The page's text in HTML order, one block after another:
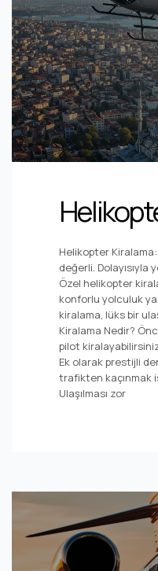
Helikopter Kiralama:
değerli. Dolayısıyla
Özel helikopter
konforlu yolculuk
kiralama, lüks bir
Kiralama Nedir?
pilot
Ek olarak prestijli
trafikten kaçınmak
Ulaşılması zor